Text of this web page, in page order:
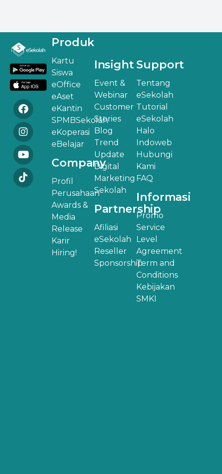
Produk
Kartu
Siswa
eOffice
eAset
eKantin
SPMBSekolah
eKoperasi
eBelajar
Company
Profil
Perusahaan
Awards &
Media
Release
Karir
Hiring!
Insight
Event &
Webinar
Customer
Stories
Blog
Trend
Update
Digital
Marketing
Sekolah
Partnership
Afiliasi
eSekolah
Reseller
Sponsorship
Support
Tentang
eSekolah
Tutorial
eSekolah
Halo
Indoweb
Hubungi
Kami
FAQ
Informasi
Promo
Service
Level
Agreement
Term and
Conditions
Kebijakan
SMKI